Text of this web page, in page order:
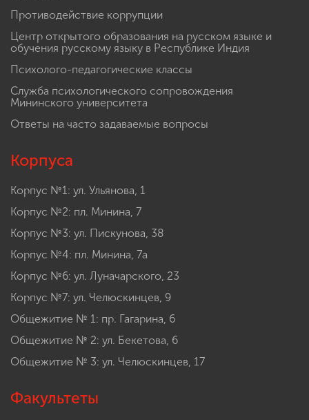
Противодействие коррупции
Центр открытого образования на русском языке и
обучения русскому языку в Республике Индия
Психолого-педагогические классы
Служба психологического сопровождения
Мининского университета
Ответы на часто задаваемые вопросы
Корпуса
Корпус №1: ул. Ульянова, 1
Корпус №2: пл. Минина, 7
Корпус №3: ул. Пискунова, 38
Корпус №4: пл. Минина, 7а
Корпус №6: ул. Луначарского, 23
Корпус №7: ул. Челюскинцев, 9
Общежитие № 1: пр. Гагарина, 6
Общежитие № 2: ул. Бекетова, 6
Общежитие № 3: ул. Челюскинцев, 17
Факультеты